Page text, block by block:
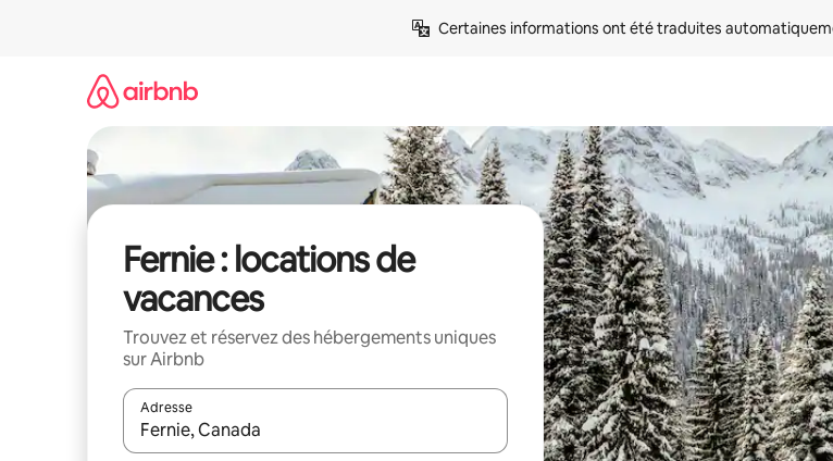
Certaines informations ont été traduites
Fernie : locations de
vacances
Trouvez et réservez des hébergements uniques
sur Airbnb
Adresse
Lorsque les résultats s'affichent, utilisez les flèches vers le haut et vers le bas pour les parcourir ou